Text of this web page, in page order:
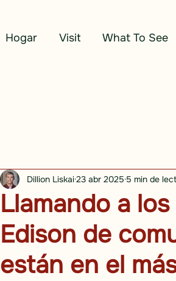
Hogar Visit What To See
Llamando a
Edison de
están en el
Dillion Liskai23 abr 2025 5 min de